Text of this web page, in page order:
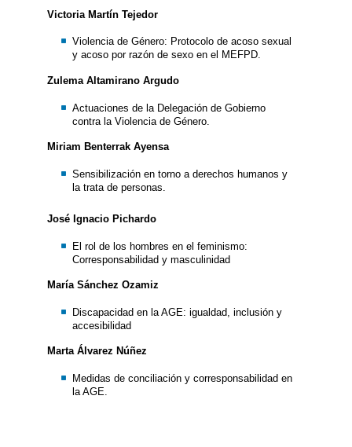
Victoria Martín Tejedor
Violencia de Género: Protocolo de acoso sexual
y acoso por razón de sexo en el MEFPD.
Zulema Altamirano Argudo
Actuaciones de la Delegación de Gobierno
contra la Violencia de Género.
Miriam Benterrak Ayensa
Sensibilización en torno a derechos humanos y
la trata de personas.
José Ignacio Pichardo
El rol de los hombres en el feminismo:
Corresponsabilidad y masculinidad
María Sánchez Ozamiz
Discapacidad en la AGE: igualdad, inclusión y
accesibilidad
Marta Álvarez Núñez
Medidas de conciliación y corresponsabilidad en
la AGE.